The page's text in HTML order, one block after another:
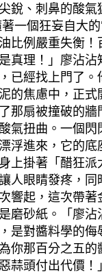
銳、刺鼻的酸氣
著一個狂妄自大
比例嚴重失衡！
真理！」廖沾沾
已經找上門了。
的焦慮中，正式
那扇被撞破的牆
氣扭曲。一個閃
浮進來，它的底
上掛著「醋狂派
人眼睛發疼，同
響起，這次帶著
磨砂紙。「廖沾
是對醬料學的侮
你那百分之五的
蒜頭付出代價！